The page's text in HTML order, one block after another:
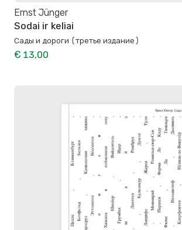
Ernst Jünger
Sodai ir keliai
Сады и дороги (третье издание)
€ 13,00